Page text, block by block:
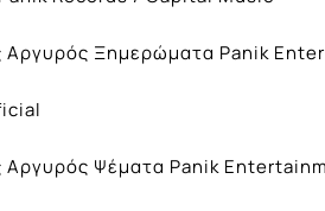
Αργυρός Ξημερώματα Panik
Αργυρός Ψέματα Panik